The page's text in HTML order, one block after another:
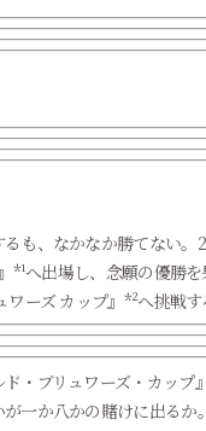
も、なかなか勝てない
へ出場し、念願の優勝
ーズ カップ』*²へ挑戦
・ブリュワーズ・カッ
一か八かの賭けに出るか。